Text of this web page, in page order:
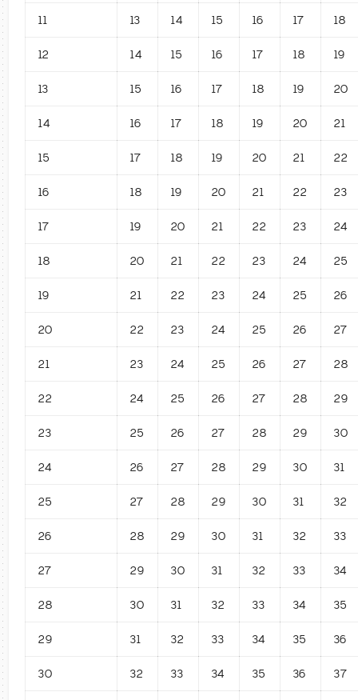
11 13 14 15 16 17 18
12 14 15 16 17 18 19
13 15 16 17 18 19 20
14 16 17 18 19 20 21
15 17 18 19 20 21 22
16 18 19 20 21 22 23
17 19 20 21 22 23 24
18 20 21 22 23 24 25
19 21 22 23 24 25 26
20 22 23 24 25 26 27
21 23 24 25 26 27 28
22 24 25 26 27 28 29
23 25 26 27 28 29 30
24 26 27 28 29 30 31
25 27 28 29 30 31 32
26 28 29 30 31 32 33
27 29 30 31 32 33 34
28 30 31 32 33 34 35
29 31 32 33 34 35 36
30 32 33 34 35 36 37